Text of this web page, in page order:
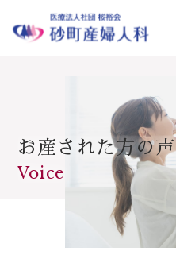
お産された方の声
Voice